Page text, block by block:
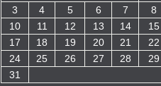
3
4 5 6 7 8
10
11 12 13 14 15
17
18 19 20 21 22
24
25 26 27 28 29
31